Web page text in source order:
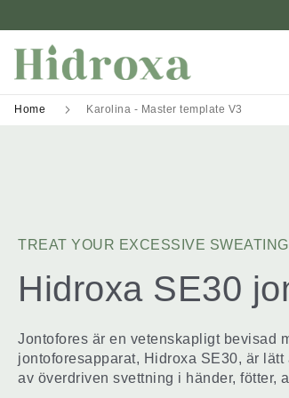
Home Karolina - Master template V3
TREAT YOUR EXCESSIVE
Hidroxa SE30
Jontofores är en vetenskapligt bevisad
jontoforesapparat, Hidroxa SE30, är
av överdriven svettning i händer, fötter,